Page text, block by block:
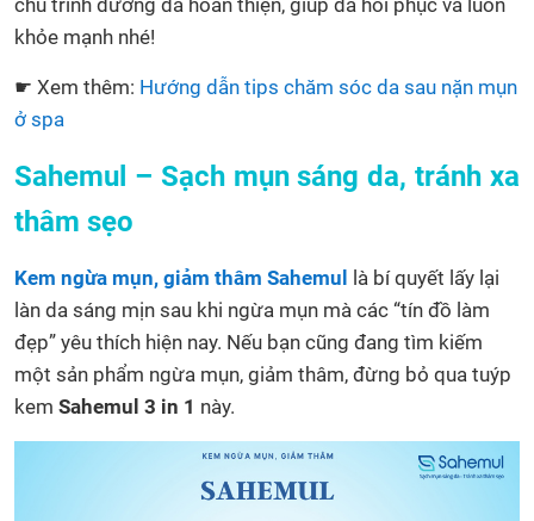
chu trình dưỡng da hoàn thiện, giúp da hồi phục và luôn
khỏe mạnh nhé!
☛ Xem thêm: Hướng dẫn tips chăm sóc da sau nặn mụn
ở spa
Sahemul – Sạch mụn sáng da, tránh xa
thâm sẹo
Kem ngừa mụn, giảm thâm Sahemul
là bí quyết lấy lại
làn da sáng mịn sau khi ngừa mụn mà các “tín đồ làm
đẹp” yêu thích hiện nay. Nếu bạn cũng đang tìm kiếm
một sản phẩm ngừa mụn, giảm thâm, đừng bỏ qua tuýp
kem Sahemul 3 in 1 này.